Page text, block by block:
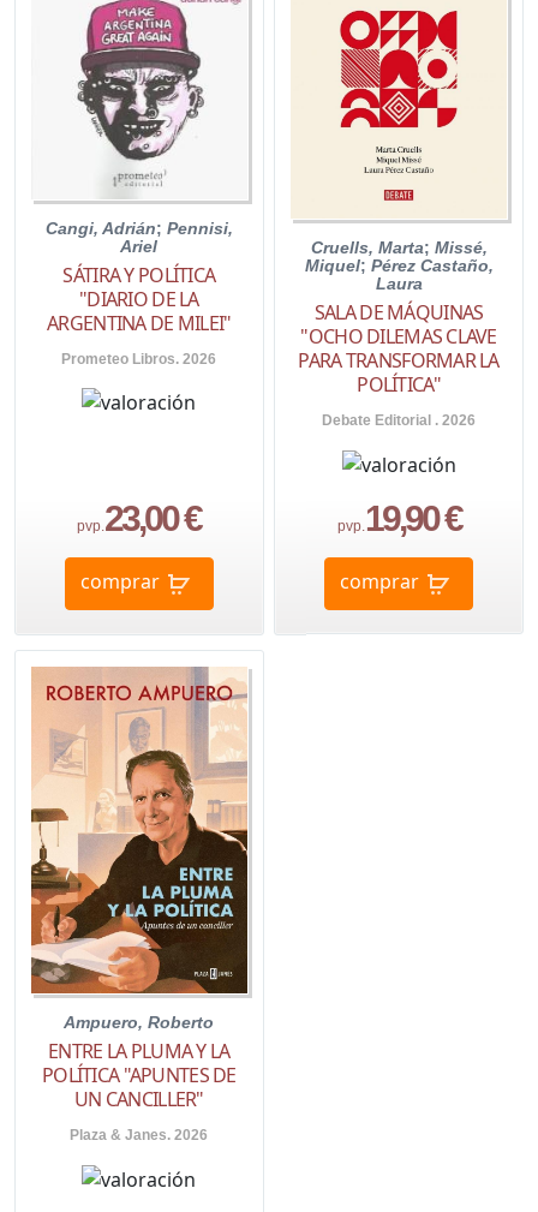
Cangi, Adrián; Pennisi,
Ariel
SÁTIRA Y POLÍTICA
"DIARIO DE LA
ARGENTINA DE MILEI"
Prometeo Libros. 2026
pvp. 23,00 €
comprar
Cruells, Marta; Missé,
Miquel; Pérez Castaño,
Laura
SALA DE MÁQUINAS
"OCHO DILEMAS CLAVE
PARA TRANSFORMAR LA
POLÍTICA"
Debate Editorial . 2026
pvp. 19,90 €
comprar
Ampuero, Roberto
ENTRE LA PLUMA Y LA
POLÍTICA "APUNTES DE
UN CANCILLER"
Plaza & Janes. 2026